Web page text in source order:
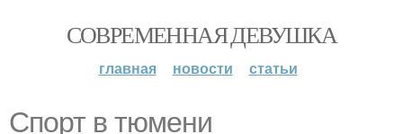
СОВРЕМЕННАЯ ДЕВУШКА
главная новости статьи
Спорт в тюмени